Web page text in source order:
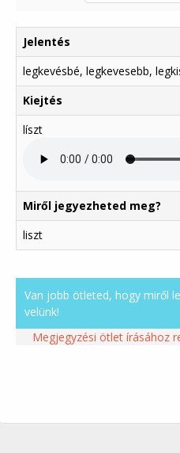
Jelentés
legkevésbé, legkevesebb,
Kiejtés
líszt
Miről jegyezheted meg?
liszt
Van jobb ötleted, hogy miről
velünk!
Megjegyzési ötlet írásához